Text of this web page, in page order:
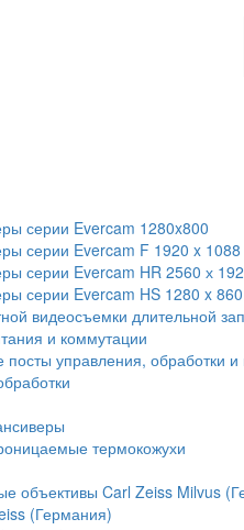
серии Evercam 1280x800
серии Evercam F 1920 x 1088
серии Evercam HR 2560 х
серии Evercam HS 1280 x
видеосъемки длительной
и коммутации
управления, обработки и
термокожухи
объективы Carl Zeiss Milvus
(Германия)